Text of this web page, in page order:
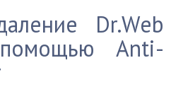
Dr.Web
Anti-